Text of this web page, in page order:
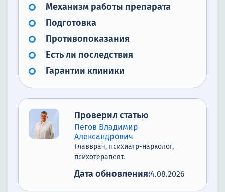
Механизм работы препарата
Подготовка
Противопоказания
Есть ли последствия
Гарантии клиники
Проверил статью
Пегов Владимир
Александрович
Главврач, психиатр-нарколог,
психотерапевт.
Дата обновления:4.08.2026